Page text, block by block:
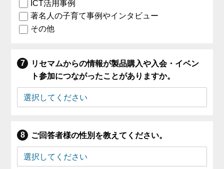
ICT活用事例
著名人の子育て事例やインタビュー
その他
リセマムからの情報が製品購入や入会・イベン
ト参加につながったことがありますか。
ご回答者様の性別を教えてください。